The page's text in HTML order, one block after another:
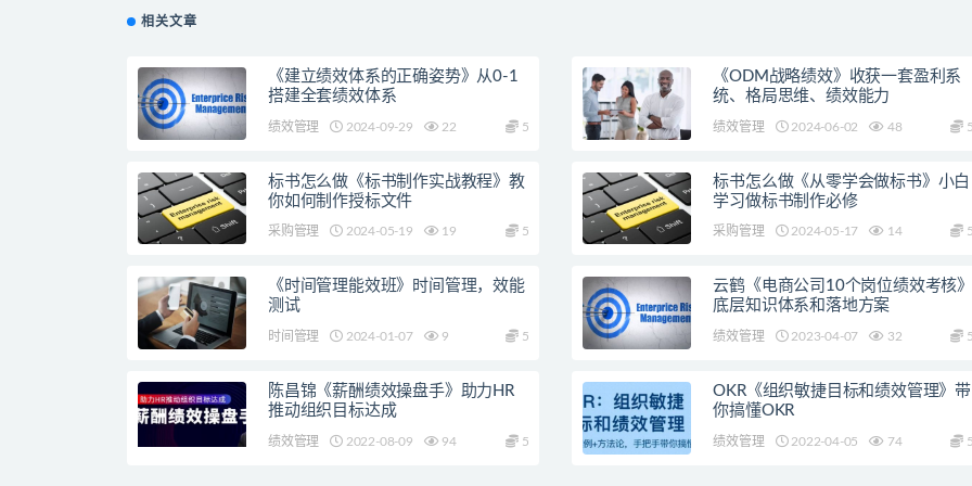
相关文章
《建立绩效体系的正确姿势》从0-1
搭建全套绩效体系
绩效管理 2024-09-29 22 5
《ODM战略绩效》收获一套盈利系
统、格局思维、绩效能力
绩效管理 2024-06-02 48 5
标书怎么做《标书制作实战教程》教
你如何制作授标文件
采购管理 2024-05-19 19 5
标书怎么做《从零学会做标书》小白
学习做标书制作必修
采购管理 2024-05-17 14 5
《时间管理能效班》时间管理，效能
测试
时间管理 2024-01-07 9 5
云鹤《电商公司10个岗位绩效考核》
底层知识体系和落地方案
绩效管理 2023-04-07 32 5
陈昌锦《薪酬绩效操盘手》助力HR
推动组织目标达成
绩效管理 2022-08-09 94 5
OKR《组织敏捷目标和绩效管理》带
你搞懂OKR
绩效管理 2022-04-05 74 5